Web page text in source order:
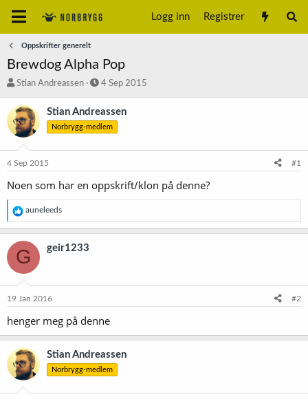
Logg inn Registrer
Oppskrifter generelt
Brewdog Alpha Pop
T
å
d
s
t
r
Stian Andreassen
S
a
r
t
o
4 Sep 2015
Stian Andreassen
Norbrygg-medlem
4 Sep 2015 #1
Noen som har en oppskrift/klon på denne?
R
e
a
k
s
j
o
e
:
auneleeds
G geir1233
19 Jan 2016 #2
henger meg på denne
Stian Andreassen
Norbrygg-medlem